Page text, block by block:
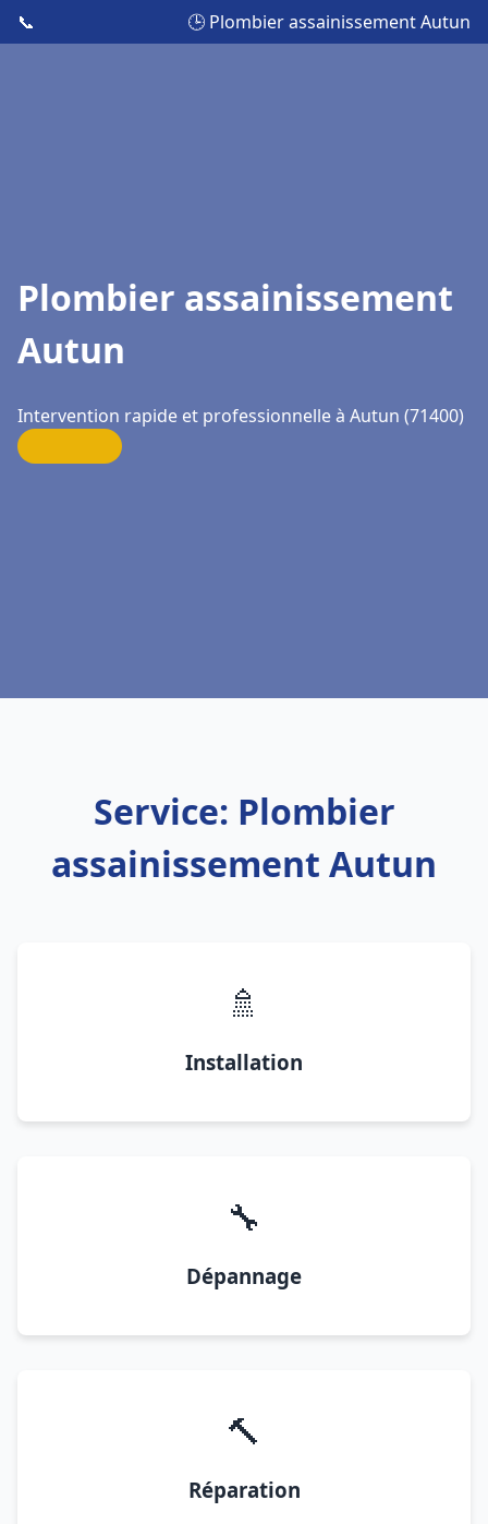
📞 🕒 Plombier assainissement Autun
Plombier assainissement
Autun
Intervention rapide et professionnelle à Autun (71400)
Service: Plombier
assainissement Autun
🚿
Installation
🔧
Dépannage
🔨
Réparation